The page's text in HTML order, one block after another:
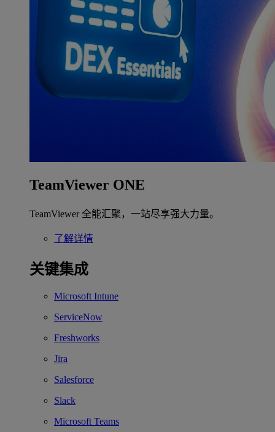
TeamViewer ONE
TeamViewer 全能汇聚，一站尽享强大力量。
了解详情
关键集成
Microsoft Intune
ServiceNow
Freshworks
Jira
Salesforce
Slack
Microsoft Teams